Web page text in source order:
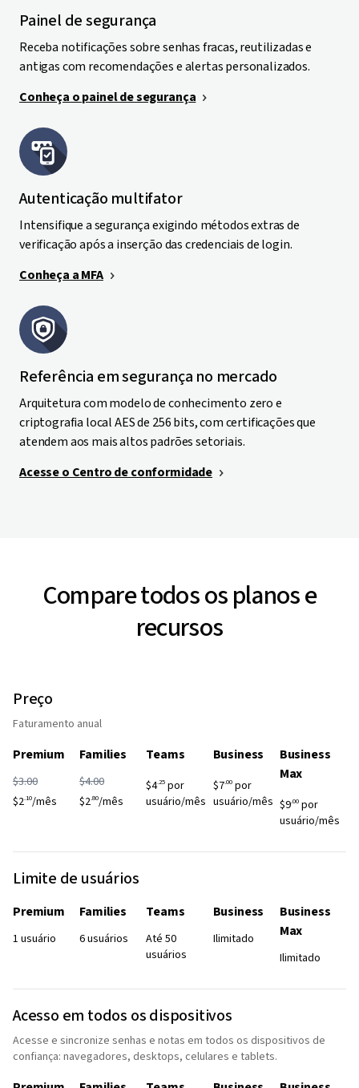
Painel de segurança
Receba notificações sobre senhas fracas, reutilizadas e
antigas com recomendações e alertas personalizados.
Conheça o painel de segurança
Autenticação multifator
Intensifique a segurança exigindo métodos extras de
verificação após a inserção das credenciais de login.
Conheça a MFA
Referência em segurança no mercado
Arquitetura com modelo de conhecimento zero e
criptografia local AES de 256 bits, com certificações que
atendem aos mais altos padrões setoriais.
Acesse o Centro de conformidade
Compare todos os planos e
recursos
Preço
Faturamento anual
Premium
$3.00
$2.10/mês
Families
$4.00
$2.80/mês
Teams
$4.25 por
usuário/mês
Business
$7.00por
usuário/mês
Business
Max
$9.00por
usuário/mês
Limite de usuários
Premium
1 usuário
Families
6 usuários
Teams
Até 50
usuários
Business
Ilimitado
Business
Max
Ilimitado
Acesso em todos os dispositivos
Acesse e sincronize senhas e notas em todos os dispositivos de
confiança: navegadores, desktops, celulares e tablets.